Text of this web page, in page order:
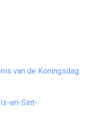
van de Koningsdag.
en-Sint-